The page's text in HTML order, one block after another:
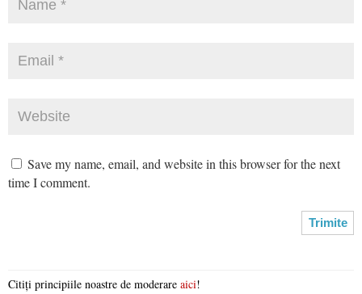
Save my name, email, and website in this browser for the next
time I comment.
Citiți principiile noastre de moderare aici!